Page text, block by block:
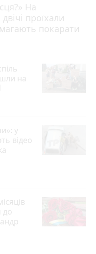
На
проїхали
покарати
на
у
відео
до